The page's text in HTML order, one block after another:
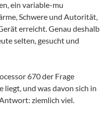
ein variable-mu
Schwere und Autorität,
erreicht. Genau deshalb
selten, gesucht und
670 der Frage
liegt, und was davon sich in
ziemlich viel.